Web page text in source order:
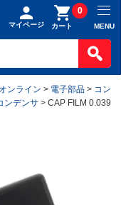
マイページ カート
0
MENU
ンライン > 電子部品 > コン
ンデンサ > CAP FILM 0.039